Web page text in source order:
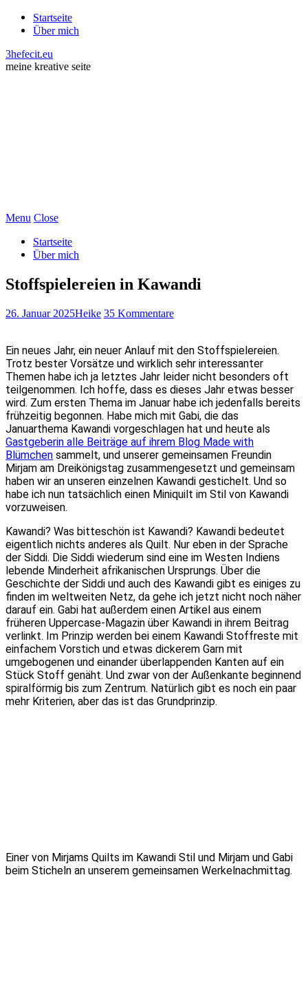
Startseite
Über mich
3hefecit.eu
meine kreative seite
Menu Close
Startseite
Über mich
Stoffspielereien in Kawandi
26. Januar 2025Heike 35 Kommentare
Ein neues Jahr, ein neuer Anlauf mit den Stoffspielereien.
Trotz bester Vorsätze und wirklich sehr interessanter
Themen habe ich ja letztes Jahr leider nicht besonders oft
teilgenommen. Ich hoffe, dass es dieses Jahr etwas besser
wird. Zum ersten Thema im Januar habe ich jedenfalls bereits
frühzeitig begonnen. Habe mich mit Gabi, die das
Januarthema Kawandi vorgeschlagen hat und heute als
Gastgeberin alle Beiträge auf ihrem Blog Made with
Blümchen sammelt, und unserer gemeinsamen Freundin
Mirjam am Dreikönigstag zusammengesetzt und gemeinsam
haben wir an unseren einzelnen Kawandi gestichelt. Und so
habe ich nun tatsächlich einen Miniquilt im Stil von Kawandi
vorzuweisen.
Kawandi? Was bitteschön ist Kawandi? Kawandi bedeutet
eigentlich nichts anderes als Quilt. Nur eben in der Sprache
der Siddi. Die Siddi wiederum sind eine im Westen Indiens
lebende Minderheit afrikanischen Ursprungs. Über die
Geschichte der Siddi und auch des Kawandi gibt es einiges zu
finden im weltweiten Netz, da gehe ich jetzt nicht noch näher
darauf ein. Gabi hat außerdem einen Artikel aus einem
früheren Uppercase-Magazin über Kawandi in ihrem Beitrag
verlinkt. Im Prinzip werden bei einem Kawandi Stoffreste mit
einfachem Vorstich und etwas dickerem Garn mit
umgebogenen und einander überlappenden Kanten auf ein
Stück Stoff genäht. Und zwar von der Außenkante beginnend
spiralförmig bis zum Zentrum. Natürlich gibt es noch ein paar
mehr Kriterien, aber das ist das Grundprinzip.
Einer von Mirjams Quilts im Kawandi Stil und Mirjam und Gabi
beim Sticheln an unserem gemeinsamen Werkelnachmittag.